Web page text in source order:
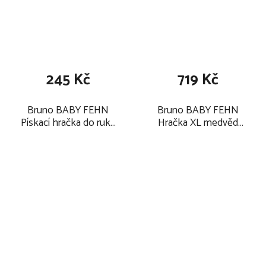
Bruno BABY FEHN
Pískací hračka do ruky
245 Kč
Bruno BABY FEHN
Hračka XL medvěd
719 Kč